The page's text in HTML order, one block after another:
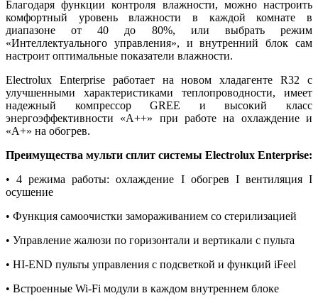
Благодаря функции контроля влажности, можно настроить
комфортный уровень влажности в каждой комнате в
диапазоне от 40 до 80%, или выбрать режим
«Интеллектуального управления», и внутренний блок сам
настроит оптимальные показатели влажности.
Electrolux Enterprise работает на новом хладагенте R32 с
улучшенными характеристиками теплопроводности, имеет
надежный компрессор GREE и высокий класс
энергоэффективности «А++» при работе на охлаждение и
«А+» на обогрев.
Преимущества мульти сплит системы Electrolux Enterprise:
• 4 режима работы: охлаждение I обогрев I вентиляция I
осушение
• Функция самоочистки замораживанием со стерилизацией
• Управление жалюзи по горизонтали и вертикали с пульта
• HI-END пульты управления с подсветкой и функций iFeel
• Встроенные Wi-Fi модули в каждом внутреннем блоке